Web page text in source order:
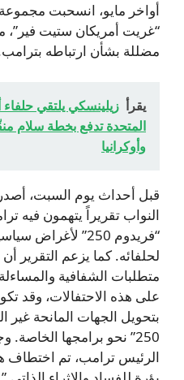
أواخر مايو، انسحبت
“غريت أمريكان ستيت فير”،
مضللة بشأن ارتباطه
يقرأ زيلينسكي يلتقي حلفاء
المتحدة تدفع بخطة سلام
وأوكرانيا
قبل أحداث يوم السبت،
النواب تقريراً يتهمون فيه
“فريدوم 250”
لحلفائه. كما يزعم التقرير
متطلبات الشفافية
على هذه الاحتفالات، وقد
بتحويل الجهات المانحة غير
250” نحو برامجها
الرئيس ترامب، تم اختطاف